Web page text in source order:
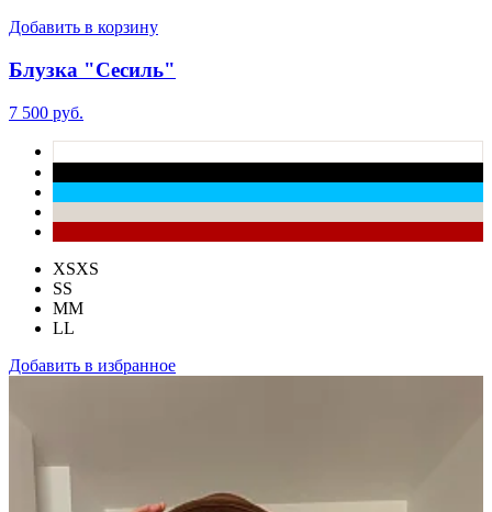
Добавить в корзину
Блузка "Сесиль"
7 500 руб.
XSXS
SS
MM
LL
Добавить в избранное